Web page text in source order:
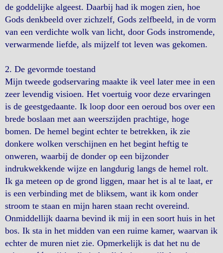
de goddelijke algeest. Daarbij had ik mogen zien, hoe
Gods denkbeeld over zichzelf, Gods zelfbeeld, in de vorm
van een verdichte wolk van licht, door Gods instromende,
verwarmende liefde, als mijzelf tot leven was gekomen.
2. De gevormde toestand
Mijn tweede godservaring maakte ik veel later mee in een
zeer levendig visioen. Het voertuig voor deze ervaringen
is de geestgedaante. Ik loop door een oeroud bos over een
brede boslaan met aan weerszijden prachtige, hoge
bomen. De hemel begint echter te betrekken, ik zie
donkere wolken verschijnen en het begint heftig te
onweren, waarbij de donder op een bijzonder
indrukwekkende wijze en langdurig langs de hemel rolt.
Ik ga meteen op de grond liggen, maar het is al te laat, er
is een verbinding met de bliksem, want ik kom onder
stroom te staan en mijn haren staan recht overeind.
Onmiddellijk daarna bevind ik mij in een soort huis in het
bos. Ik sta in het midden van een ruime kamer, waarvan ik
echter de muren niet zie. Opmerkelijk is dat het nu de